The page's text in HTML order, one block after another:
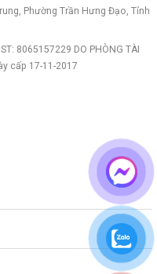
Phường Trần Hưng Đạo, Tỉnh
8065157229 DO PHÒNG TÀI
cấp 17-11-2017